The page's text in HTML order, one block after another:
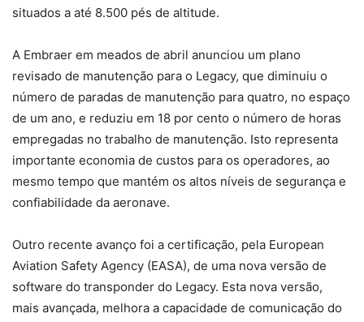
situados a até 8.500 pés de altitude.
A Embraer em meados de abril anunciou um plano
revisado de manutenção para o Legacy, que diminuiu o
número de paradas de manutenção para quatro, no espaço
de um ano, e reduziu em 18 por cento o número de horas
empregadas no trabalho de manutenção. Isto representa
importante economia de custos para os operadores, ao
mesmo tempo que mantém os altos níveis de segurança e
confiabilidade da aeronave.
Outro recente avanço foi a certificação, pela European
Aviation Safety Agency (EASA), de uma nova versão de
software do transponder do Legacy. Esta nova versão,
mais avançada, melhora a capacidade de comunicação do